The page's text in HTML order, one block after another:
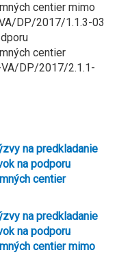
centier mimo
DP/2017/1.1.3-03
centier
DP/2017/2.1.1-
na predkladanie
na podporu
centier
na predkladanie
na podporu
centier mimo